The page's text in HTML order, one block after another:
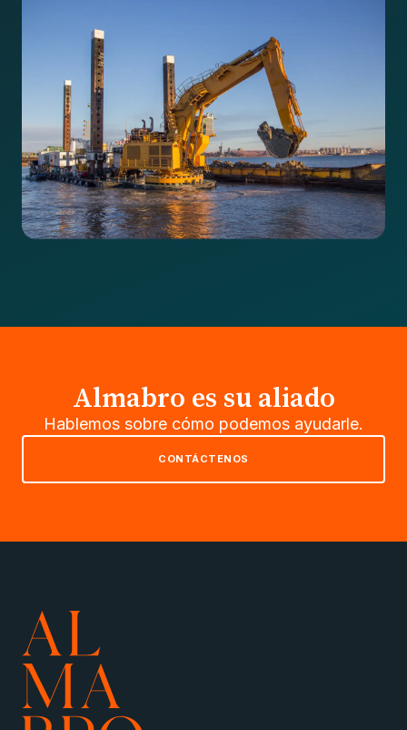
Almabro es su aliado
Hablemos sobre cómo podemos ayudarle.
CONTÁCTENOS